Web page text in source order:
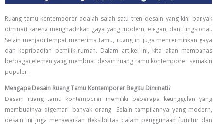
Ruang tamu kontemporer adalah salah satu tren desain yang kini banyak
diminati karena menghadirkan gaya yang modern, elegan, dan fungsional.
Selain menjadi tempat menerima tamu, ruang ini juga mencerminkan gaya
dan kepribadian pemilik rumah. Dalam artikel ini, kita akan membahas
berbagai elemen yang membuat desain ruang tamu kontemporer semakin
populer.
Mengapa Desain Ruang Tamu Kontemporer Begitu Diminati?
Desain ruang tamu kontemporer memiliki beberapa keunggulan yang
membuatnya digemari banyak orang. Selain tampilannya yang modern,
desain ini juga menawarkan fleksibilitas dalam penggunaan furnitur dan